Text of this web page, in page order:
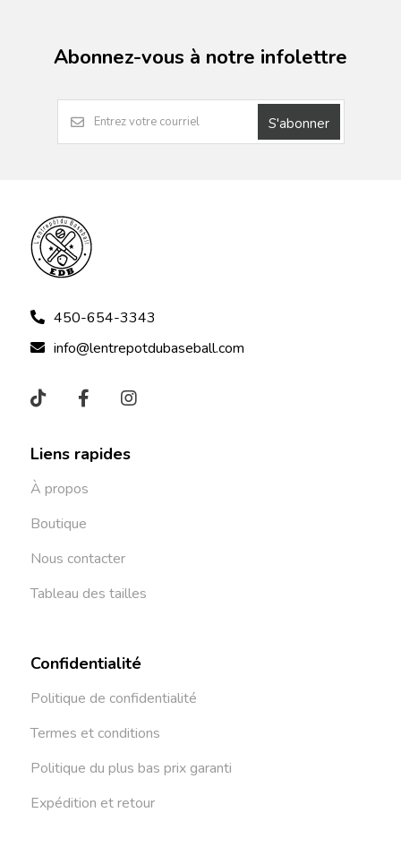
Abonnez-vous à notre infolettre
S'abonner
450-654-3343
info@lentrepotdubaseball.com
Liens rapides
À propos
Boutique
Nous contacter
Tableau des tailles
Confidentialité
Politique de confidentialité
Termes et conditions
Politique du plus bas prix garanti
Expédition et retour